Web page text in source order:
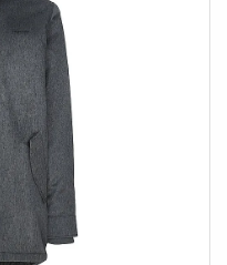
patte de boutonnage
côtelés pour un
et arrondi dans le
bouton-pression et
Respirabilité : 5000
: Pine Green Matière